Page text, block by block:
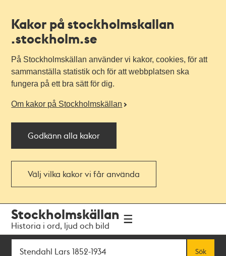
Kakor på stockholmskallan
.stockholm.se
På Stockholmskällan använder vi kakor, cookies, för att
sammanställa statistik och för att webbplatsen ska
fungera på ett bra sätt för dig.
Om kakor på Stockholmskällan
Godkänn alla kakor
Välj vilka kakor vi får använda
navigationen
huvudinnehållet
Stockholmskällan
Historia i ord, ljud och bild
Sök
Sök